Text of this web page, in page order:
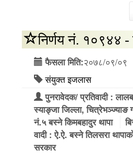
निर्णय नं. १०९४४ -
फैसला मिति:२०७८/०९/०९
संयुक्त इजलास
पुनरावेदक/ प्रतिवादी :
स्याङ्जा जिल्ला, चित्रेभञ्‍ज्याङ
नं.५ बस्ने किमबहादुर थापा
वादी : ऐ.ऐ. बस्ने तिलसरा
सरकार